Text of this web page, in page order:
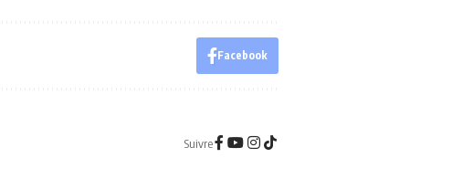
Facebook
Suivre